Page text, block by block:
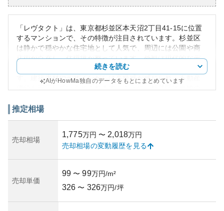
「レヴタクト」は、東京都杉並区本天沼2丁目41-15に位置
するマンションで、その特徴が注目されています。杉並区
は静かで穏やかな住宅地として人気で、周辺には公園や商
店街が点在し、住環境が整っています。外観は現代的なデ
ザインが施され、高層マンションとしての存在感がありま
す。建築素材やデザインからは高級感が感じられ、不動産
一方で、所有リスクについては、地震などによる影響や経
便利ですが、交通費のコストがかかるため生活費のプラン
ニングが重要です。適切な管理体制が整っているかどうか
も所有リスクを判断する要素となります。
続きを読む
AIがHowMa独自のデータをもとにまとめています
推定相場
売却相場
1,775万円 〜 2,018万円
売却相場の変動履歴を見る
売却単価
99 〜 99万円/m²
326 〜 326万円/坪